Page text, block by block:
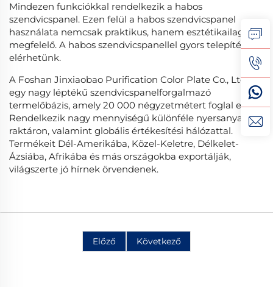
Mindezen funkciókkal rendelkezik a habos
szendvicspanel. Ezen felül a habos szendvicspanel
használata nemcsak praktikus, hanem esztétikailag is
megfelelő. A habos szendvicspanellel gyors telepítést is
elérhetünk.
A Foshan Jinxiaobao Purification Color Plate Co., Ltd.
egy nagy léptékű szendvicspanelforgalmazó
termelőbázis, amely 20 000 négyzetmétert foglal el.
Rendelkezik nagy mennyiségű különféle nyersanyaggal
raktáron, valamint globális értékesítési hálózattal.
Termékeit Dél-Amerikába, Közel-Keletre, Délkelet-
Ázsiába, Afrikába és más országokba exportálják,
világszerte jó hírnek örvendenek.
Előző Következő